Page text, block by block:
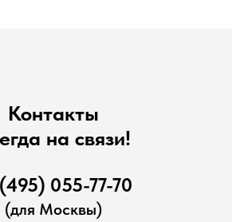
Контакты
на связи!
055-77-70
(для Москвы)